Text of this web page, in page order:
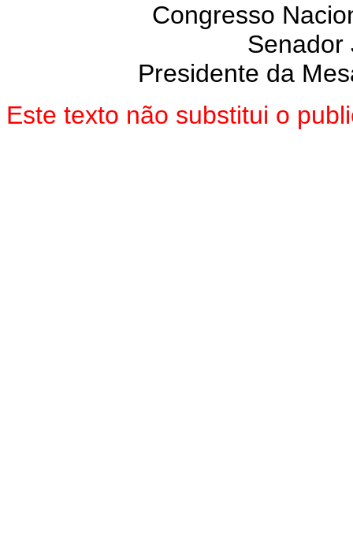
Congresso
Senador
Presidente da
Este texto não substitui o